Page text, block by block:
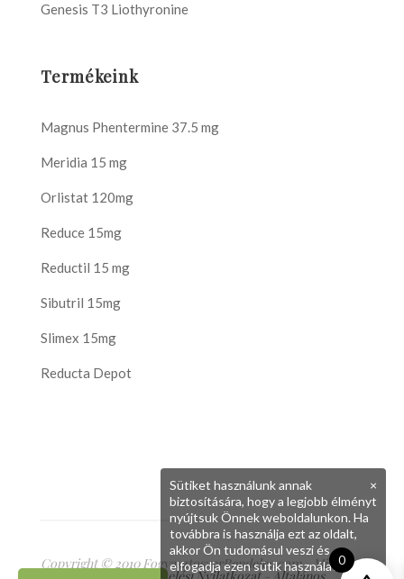
Genesis T3 Liothyronine
Termékeink
Magnus Phentermine 37.5 mg
Meridia 15 mg
Orlistat 120mg
Reduce 15mg
Reductil 15 mg
Sibutril 15mg
Slimex 15mg
Reducta Depot
Copyright © 2010 FogyasztoszerRendeles.com - Minden
0
×
Sütiket használunk annak
biztosítására, hogy a legjobb élményt
nyújtsuk Önnek weboldalunkon. Ha
továbbra is használja ezt az oldalt,
akkor Ön tudomásul veszi és
elfogadja ezen sütik használatát.